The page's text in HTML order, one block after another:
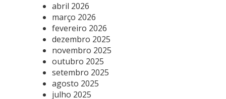
abril 2026
março 2026
fevereiro 2026
dezembro 2025
novembro 2025
outubro 2025
setembro 2025
agosto 2025
julho 2025